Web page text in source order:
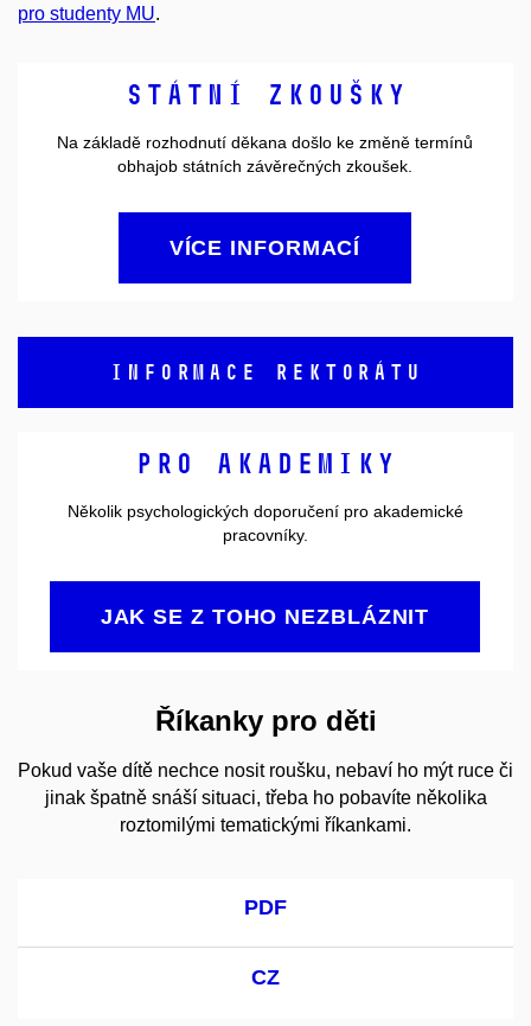
pro studenty MU.
Státní zkoušky
Na základě rozhodnutí děkana došlo ke změně termínů
obhajob státních závěrečných zkoušek.
VÍCE INFORMACÍ
INFORMACE REKTORÁTU
Pro akademiky
Několik psychologických doporučení pro akademické
pracovníky.
JAK SE Z TOHO NEZBLÁZNIT
Říkanky pro děti
Pokud vaše dítě nechce nosit roušku, nebaví ho mýt ruce či
jinak špatně snáší situaci, třeba ho pobavíte několika
roztomilými tematickými říkankami.
PDF
CZ